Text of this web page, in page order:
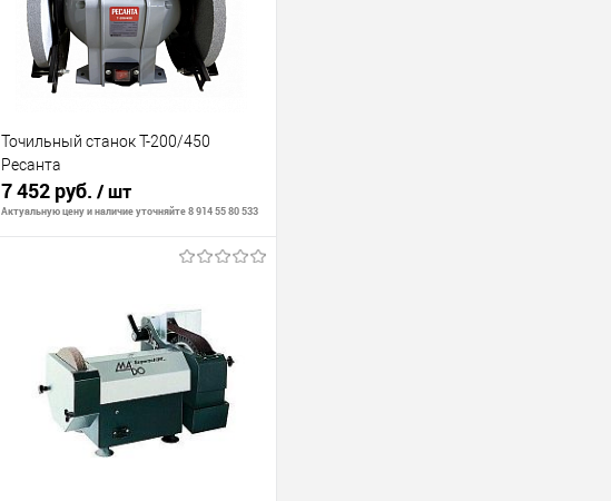
Точильный станок Т-200/450
Ресанта
7 452 руб. / шт
Актуальную цену и наличие уточняйте 8 914 55 80 533
К сравнению
В избранное
В наличии